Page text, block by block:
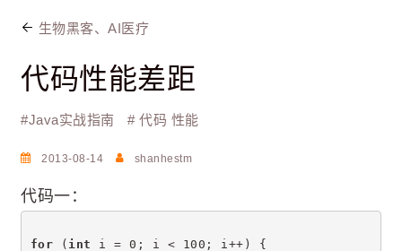
生物黑客、AI医疗
代码性能差距
#Java实战指南 #代码 性能
2013-08-14 shanhestm
代码一：
for ( int i = 0; i < 100; i++) {